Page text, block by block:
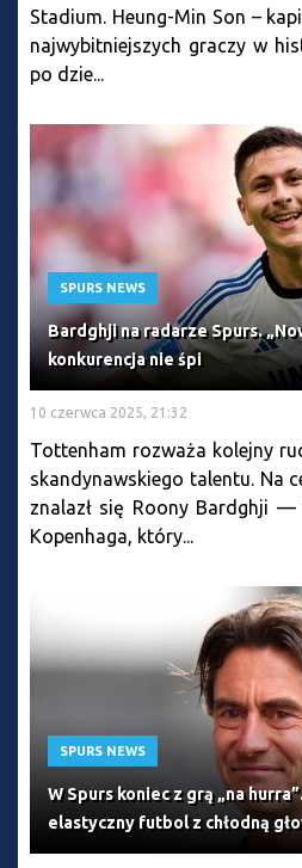
Stadium. Heung-Min Son –
najwybitniejszych graczy w
po dzie...
SPURS NEWS
Bardghji na radarze Spurs.
konkurencja nie śpi
10 czerwca 2025, 21:32
Tottenham rozważa kolejny
skandynawskiego talentu. Na
znalazł się Roony Bardghji —
Kopenhaga, który...
SPURS NEWS
W Spurs koniec z grą „na
elastyczny futbol z chłodną